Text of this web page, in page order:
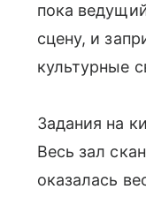
пока
сцену, и
культурные
Задания на
Весь зал
оказалась